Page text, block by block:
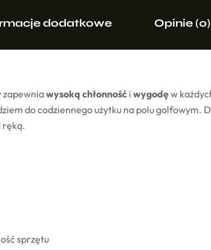
dodatkowe Opinie (0)
zapewniawysoką chłonność i wygodęw
do codziennego użytku na polu golfowym.
ręką.
sprzętu